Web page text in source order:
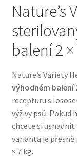
Vše pro psy —
Boudy a výběhy
Bozita pro
Brit pro psy
Granule pro
Natural
Nature’s
balení 2
Nature’s Variety
výhodném balení
recepturu s
výživy psů. Pokud
chcete si
varianta je
× 7 kg.